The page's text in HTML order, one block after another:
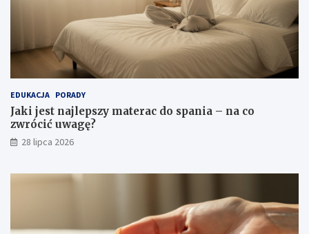
EDUKACJA PORADY
Jaki jest najlepszy materac do spania – na co
zwrócić uwagę?
28 lipca 2026